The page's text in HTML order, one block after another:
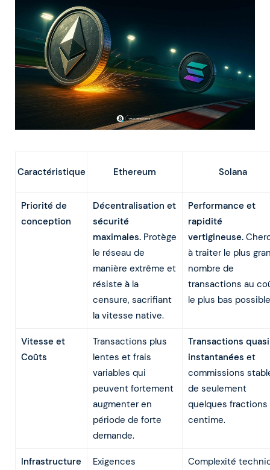
Caractéristique Ethereum Solana
Priorité de
conception
Décentralisation et
sécurité
maximales.Protège
le réseau de
manière extrême et
résiste à la
censure, sacrifiant
la vitesse native.
Performance et
rapidité
vertigineuse.
à traiter le plus
nombre de
transactions au
le plus bas
Vitesse et
Coûts
Transactions plus
lentes et frais
variables qui
peuvent fortement
augmenter en
période de forte
demande.
Transactions quasi
instantanées et
commissions
de seulement
quelques fractions
centime.
Infrastructure
Exigences
Complexité